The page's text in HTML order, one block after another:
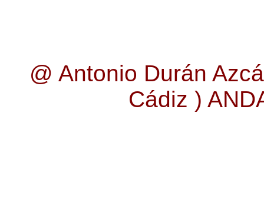
@ Antonio Durán
Cádiz )